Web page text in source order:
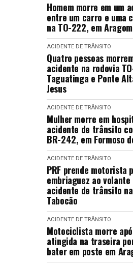
Homem morre em um
entre um carro e uma
na TO-222, em
ACIDENTE DE TRÂNSITO
Quatro pessoas
acidente na rodovia
Taguatinga e Ponte
Jesus
ACIDENTE DE TRÂNSITO
Mulher morre em
acidente de trânsito
BR-242, em Formoso
ACIDENTE DE TRÂNSITO
PRF prende motorista
embriaguez ao volante
acidente de trânsito
Tabocão
ACIDENTE DE TRÂNSITO
Motociclista morre
atingida na traseira
bater em poste em